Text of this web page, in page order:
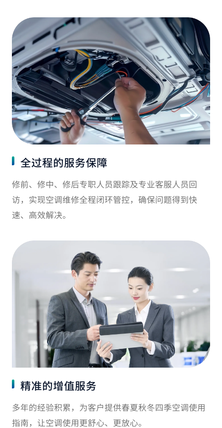
全过程的服务保障
修前、修中、修后专职人员跟踪及专业客服人员回
访，实现空调维修全程闭环管控，确保问题得到快
速、高效解决。
精准的增值服务
多年的经验积累，为客户提供春夏秋冬四季空调使用
指南，让空调使用更舒心、更放心。